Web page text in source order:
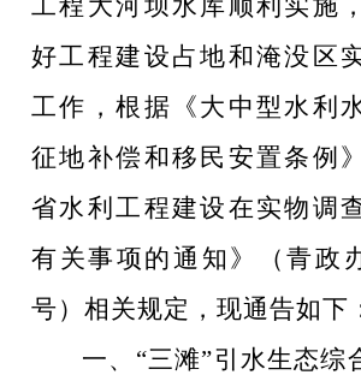
好工程建设占地和淹没区
工作，根据《大中型水利
征地补偿和移民安置条例
省水利工程建设在实物调
有关事项的通知》（青政
号）相关规定，现通告如下
一、 “三滩”引水生态综